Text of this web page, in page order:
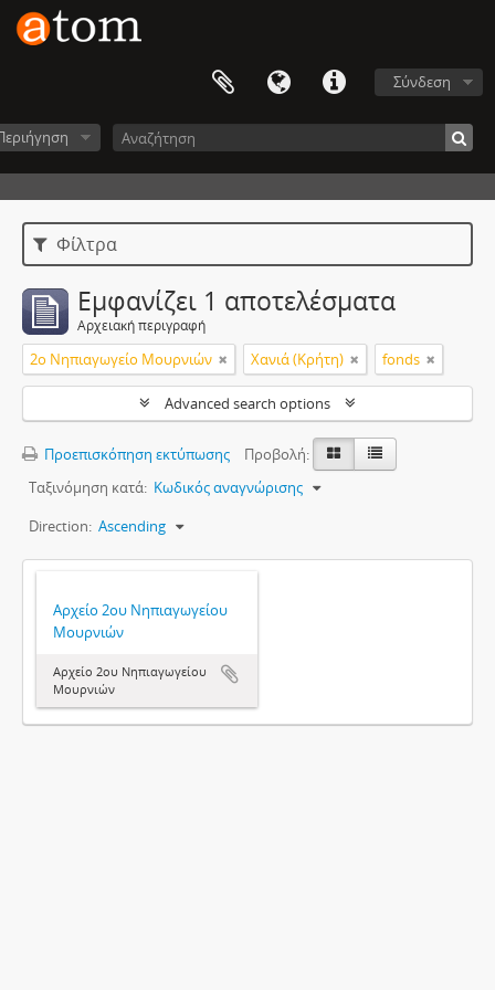
Σύνδεση
Φίλτρα
Εμφανίζει 1 αποτελέσματα
Αρχειακή περιγραφή
2ο Νηπιαγωγείο Μουρνιών Χανιά (Κρήτη) fonds
Advanced search options
Προεπισκόπηση εκτύπωσης
Προβολή:
Ταξινόμηση κατά: Κωδικός αναγνώρισης
Direction: Ascending
Αρχείο 2ου Νηπιαγωγείου
Μουρνιών
Αρχείο 2ου Νηπιαγωγείου
Μουρνιών